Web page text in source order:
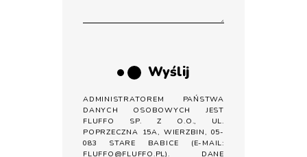
Wyślij
ADMINISTRATOREM PAŃSTWA
DANYCH OSOBOWYCH JEST
FLUFFO SP. Z O.O., UL.
POPRZECZNA 15A, WIERZBIN, 05-
083 STARE BABICE (E-MAIL:
FLUFFO@FLUFFO.PL). DANE